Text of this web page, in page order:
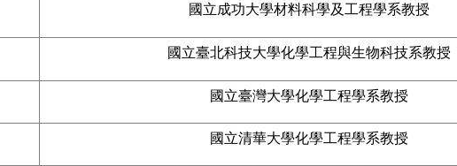
國立成功大學材料科學及工程學系教授
國立臺北科技大學化學工程與生物科技系教授
國立臺灣大學化學工程學系教授
國立清華大學化學工程學系教授